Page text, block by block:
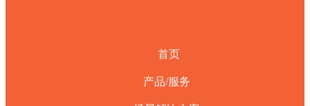
首页
产品/服务